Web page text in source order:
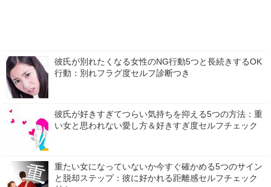
彼氏が別れたくなる女性のNG行動5つと長続きするOK
行動：別れフラグ度セルフ診断つき
彼氏が好きすぎてつらい気持ちを抑える5つの方法：重
い女と思われない愛し方＆好きすぎ度セルフチェック
重たい女になっていないか今すぐ確かめる5つのサイン
と脱却ステップ：彼に好かれる距離感セルフチェック